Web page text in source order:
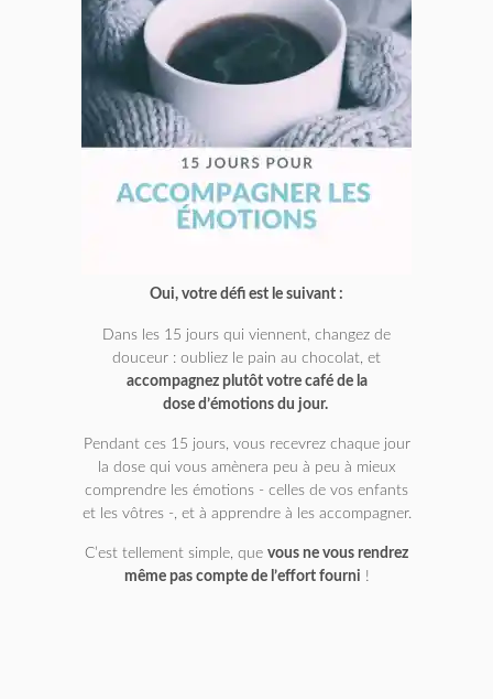
Oui, votre défi est le suivant :
Dans les 15 jours qui viennent, changez de
douceur : oubliez le pain au chocolat, et
accompagnez plutôt votre café de la
dose d’émotions du jour.
Pendant ces 15 jours, vous recevrez chaque jour
la dose qui vous amènera peu à peu à mieux
comprendre les émotions - celles de vos enfants
et les vôtres -, et à apprendre à les accompagner.
C’est tellement simple, que vous ne vous rendrez
même pas compte de l’effort fourni !